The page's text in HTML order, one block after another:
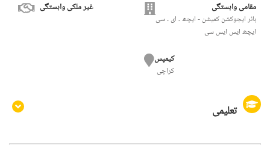
مقامی وابستگی
ہائر ایجوکشن کمیشن - ایچھ ۔ ای ۔ سی
ایچھ ایس ایس سی
غیر ملکی وابستگی
کیمپس
کراچی
تعلیمی